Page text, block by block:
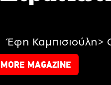
Έφη Καμπισιούλη>
MORE MAGAZINE